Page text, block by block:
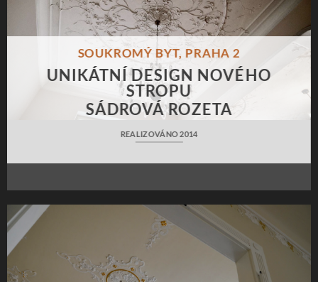
SOUKROMÝ BYT, PRAHA 2
UNIKÁTNÍ DESIGN NOVÉHO
STROPU
SÁDROVÁ ROZETA
REALIZOVÁNO 2014